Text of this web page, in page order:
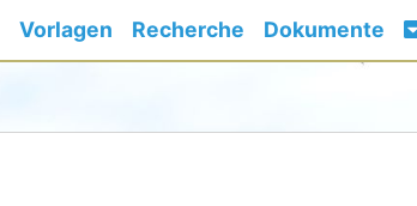
Vorlagen Recherche Dokumente